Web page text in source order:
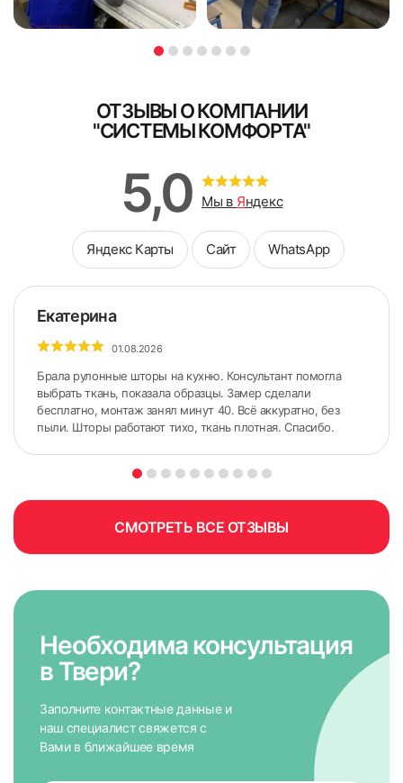
ОТЗЫВЫ О КОМПАНИИ
"СИСТЕМЫ КОМФОРТА"
5,0 Мы в Яндекс
Яндекс Карты Сайт WhatsApp
Екатерина
01.08.2026
Брала рулонные шторы на кухню. Консультант помогла
выбрать ткань, показала образцы. Замер сделали
бесплатно, монтаж занял минут 40. Всё аккуратно, без
пыли. Шторы работают тихо, ткань плотная. Спасибо.
СМОТРЕТЬ ВСЕ ОТЗЫВЫ
Необходима консультация
в Твери?
Заполните контактные данные и
наш специалист свяжется с
Вами в ближайшее время